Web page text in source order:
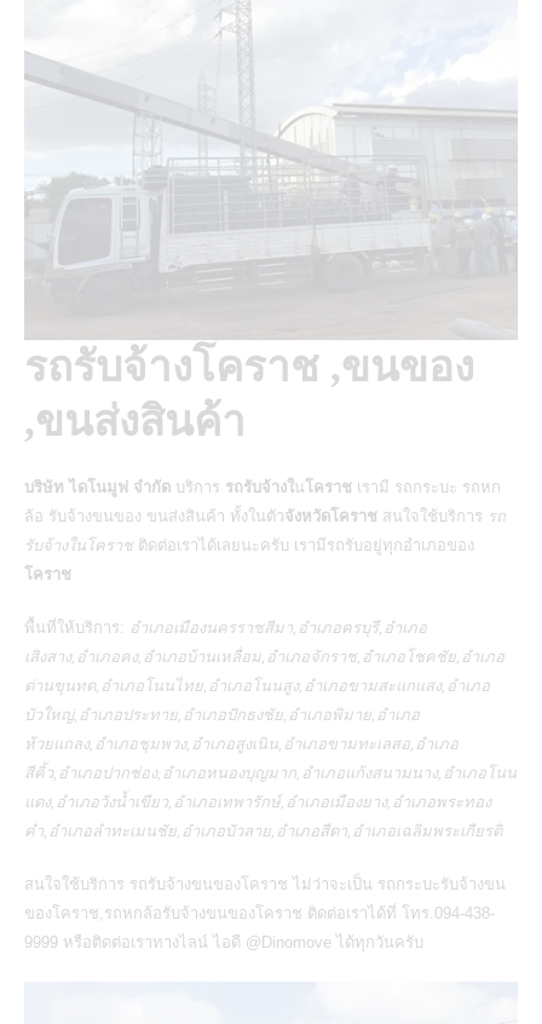
รถรับจ้างโคราช ,ขนของ
,ขนส่งสินค้า
บริษัท ไดโนมูฟ จำกัด บริการ รถรับจ้างในโคราช เรามี รถกระบะ รถหก
ล้อ รับจ้างขนของ ขนส่งสินค้า ทั้งในตัวจังหวัดโคราช สนใจใช้บริการ รถ
รับจ้างในโคราช ติดต่อเราได้เลยนะครับ เรามีรถรับอยู่ทุกอำเภอของ
โคราช
พื้นที่ให้บริการ: อำเภอเมืองนครราชสีมา,อำเภอครบุรี,อำเภอ
เสิงสาง,อำเภอคง,อำเภอบ้านเหลื่อม,อำเภอจักราช,อำเภอโชคชัย,อำเภอ
ด่านขุนทด,อำเภอโนนไทย,อำเภอโนนสูง,อำเภอขามสะแกแสง,อำเภอ
บัวใหญ่,อำเภอประทาย,อำเภอปักธงชัย,อำเภอพิมาย,อำเภอ
ห้วยแถลง,อำเภอชุมพวง,อำเภอสูงเนิน,อำเภอขามทะเลสอ,อำเภอ
สีคิ้ว,อำเภอปากช่อง,อำเภอหนองบุญมาก,อำเภอแก้งสนามนาง,อำเภอโนน
แดง,อำเภอวังน้ำเขียว,อำเภอเทพารักษ์,อำเภอเมืองยาง,อำเภอพระทอง
คำ,อำเภอลำทะเมนชัย,อำเภอบัวลาย,อำเภอสีดา,อำเภอเฉลิมพระเกียรติ
สนใจใช้บริการ รถรับจ้างขนของโคราช ไม่ว่าจะเป็น รถกระบะรับจ้างขน
ของโคราช, รถหกล้อรับจ้างขนของโคราช ติดต่อเราได้ที่ โทร.094-438-
9999 หรือติดต่อเราทางไลน์ ไอดี @Dinomove ได้ทุกวันครับ